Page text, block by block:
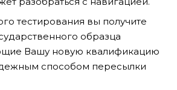
тестирования вы получите
образца
Вашу новую квалификацию
способом пересылки